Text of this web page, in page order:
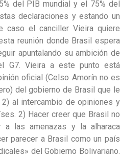
del PIB mundial y el 75% del
declaraciones y estando un
caso el canciller Vieira quiere
reunión donde Brasil espera
apuntalando su ambición de
G7. Vieira a este punto está
oficial (Celso Amorín no es
del gobierno de Brasil que le
al intercambio de opiniones y
2) Hacer creer que Brasil no
las amenazas y la alharaca
parecer a Brasil como un país
del Gobierno Bolivariano.